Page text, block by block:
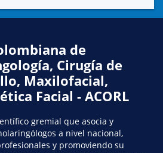
de
Cirugía de
Maxilofacial,
Facial - ACORL
gremial que asocia y
a nivel nacional,
y promoviendo su